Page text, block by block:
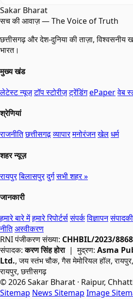
Sakar Bharat
सच की आवाज़ — The Voice of Truth
छत्तीसगढ़ और देश-दुनिया की ताज़ा, विश्वसनीय
भारत।
मुख्य खंड
लेटेस्ट न्यूज़टॉप स्टोरीज़ट्रेंडिंगePaperवेब
श्रेणियां
राजनीतिछत्तीसगढ़व्यापारमनोरंजनखेलधर्म
शहर न्यूज़
रायपुरबिलासपुरदुर्गसभी शहर »
जानकारी
हमारे बारे मेंहमारे रिपोर्टर्ससंपर्कविज्ञापन
नीतिअस्वीकरण
RNIपंजीकरण संख्या: CHHBIL/2023/
संपादक:करण सिंह होरा| मुद्रण: Asma
Ltd., जय स्तंभ चौक, गैस मेमोरियल हॉल,
रायपुर, छत्तीसगढ़
© 2026 Sakar Bharat · Raipur,
Sitemap News Sitemap Image